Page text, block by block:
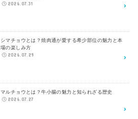
2026.07.31
シマチョウとは？焼肉通が愛する希少部位の魅力と本
場の楽しみ方
2026.07.29
マルチョウとは？牛小腸の魅力と知られざる歴史
2026.07.27